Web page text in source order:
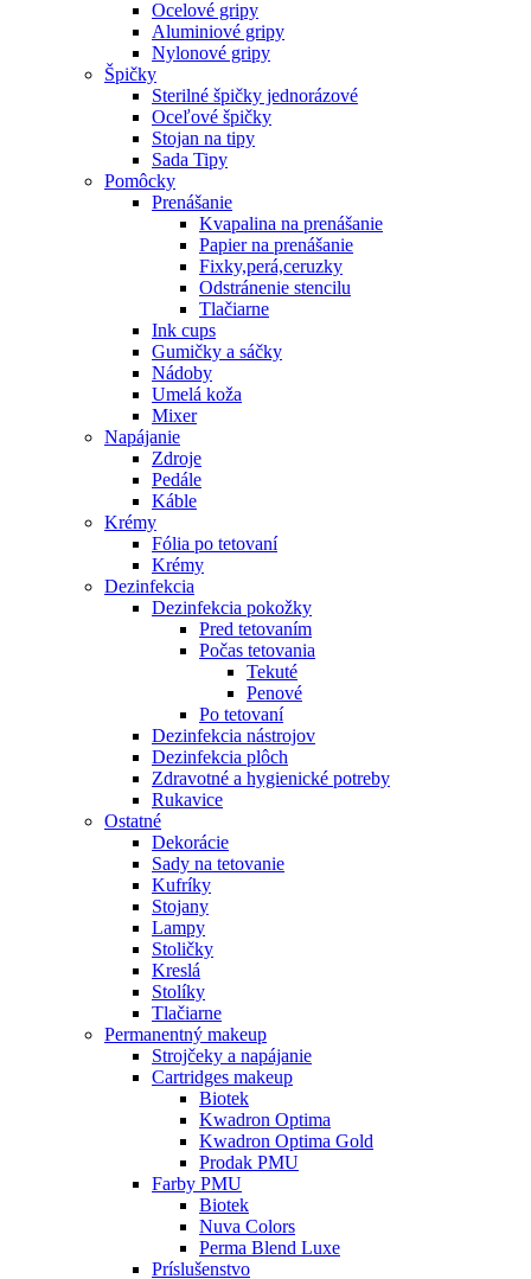
Ocelové gripy
Aluminiové gripy
Nylonové gripy
Špičky
Sterilné špičky jednorázové
Oceľové špičky
Stojan na tipy
Sada Tipy
Pomôcky
Prenášanie
Kvapalina na prenášanie
Papier na prenášanie
Fixky,perá,ceruzky
Odstránenie stencilu
Tlačiarne
Ink cups
Gumičky a sáčky
Nádoby
Umelá koža
Mixer
Napájanie
Zdroje
Pedále
Káble
Krémy
Fólia po tetovaní
Krémy
Dezinfekcia
Dezinfekcia pokožky
Pred tetovaním
Počas tetovania
Tekuté
Penové
Po tetovaní
Dezinfekcia nástrojov
Dezinfekcia plôch
Zdravotné a hygienické potreby
Rukavice
Ostatné
Dekorácie
Sady na tetovanie
Kufríky
Stojany
Lampy
Stoličky
Kreslá
Stolíky
Tlačiarne
Permanentný makeup
Strojčeky a napájanie
Cartridges makeup
Biotek
Kwadron Optima
Kwadron Optima Gold
Prodak PMU
Farby PMU
Biotek
Nuva Colors
Perma Blend Luxe
Príslušenstvo